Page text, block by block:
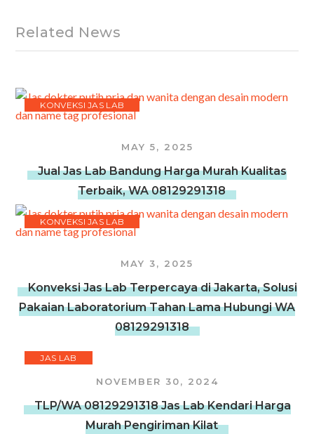
Related News
KONVEKSI JAS LAB
MAY 5, 2025
Jual Jas Lab Bandung Harga Murah Kualitas
Terbaik, WA 08129291318
KONVEKSI JAS LAB
MAY 3, 2025
Konveksi Jas Lab Terpercaya di Jakarta, Solusi
Pakaian Laboratorium Tahan Lama Hubungi WA
08129291318
JAS LAB
NOVEMBER 30, 2024
TLP/WA 08129291318 Jas Lab Kendari Harga
Murah Pengiriman Kilat